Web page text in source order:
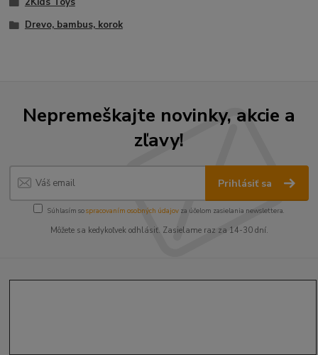
Drevo, bambus, korok
Nepremeškajte novinky, akcie a
zľavy!
Prihlásiť sa
Súhlasím sospracovaním osobných údajov za účelom zasielania newslettera.
Môžete sa kedykoľvek odhlásiť. Zasielame raz za 14-30 dní.